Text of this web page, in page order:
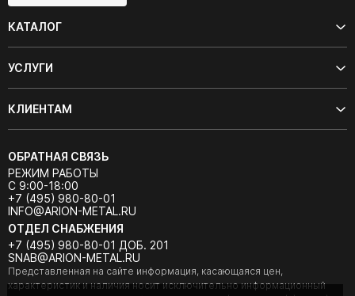
КАТАЛОГ
УСЛУГИ
КЛИЕНТАМ
ОБРАТНАЯ СВЯЗЬ
РЕЖИМ РАБОТЫ
С 9:00-18:00
+7 (495) 980-80-01
INFO@ARION-METAL.RU
ОТДЕЛ СНАБЖЕНИЯ
+7 (495) 980-80-01 ДОБ. 201
SNAB@ARION-METAL.RU
Представленная на сайте информация, касающаяся цен,
характеристик и наличия носит исключительно информационный